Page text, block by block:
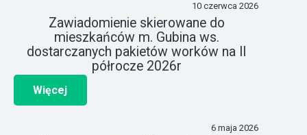
10 czerwca 2026
Zawiadomienie skierowane do
mieszkańców m. Gubina ws.
dostarczanych pakietów worków na II
półrocze 2026r
Więcej
6 maja 2026